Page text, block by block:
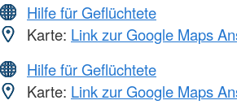
Hilfe für Geflüchtete
Karte: Link zur Google Maps
Hilfe für Geflüchtete
Karte: Link zur Google Maps